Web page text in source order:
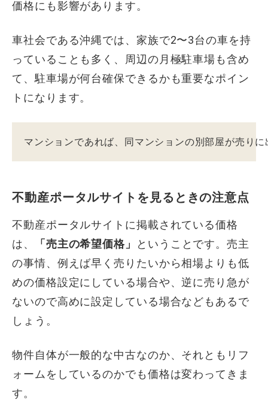
価格にも影響があります。
車社会である沖縄では、家族で2〜3台の車を持
っていることも多く、周辺の月極駐車場も含め
て、駐車場が何台確保できるかも重要なポイン
トになります。
マンションであれば、同マンションの別部屋が売り
不動産ポータルサイトを見るときの注意点
不動産ポータルサイトに掲載されている価格
は、
「売主の希望価格」
ということです。売主
の事情、例えば早く売りたいから相場よりも低
めの価格設定にしている場合や、逆に売り急が
ないので高めに設定している場合などもあるで
しょう。
物件自体が一般的な中古なのか、それともリフ
ォームをしているのかでも価格は変わってきま
す。